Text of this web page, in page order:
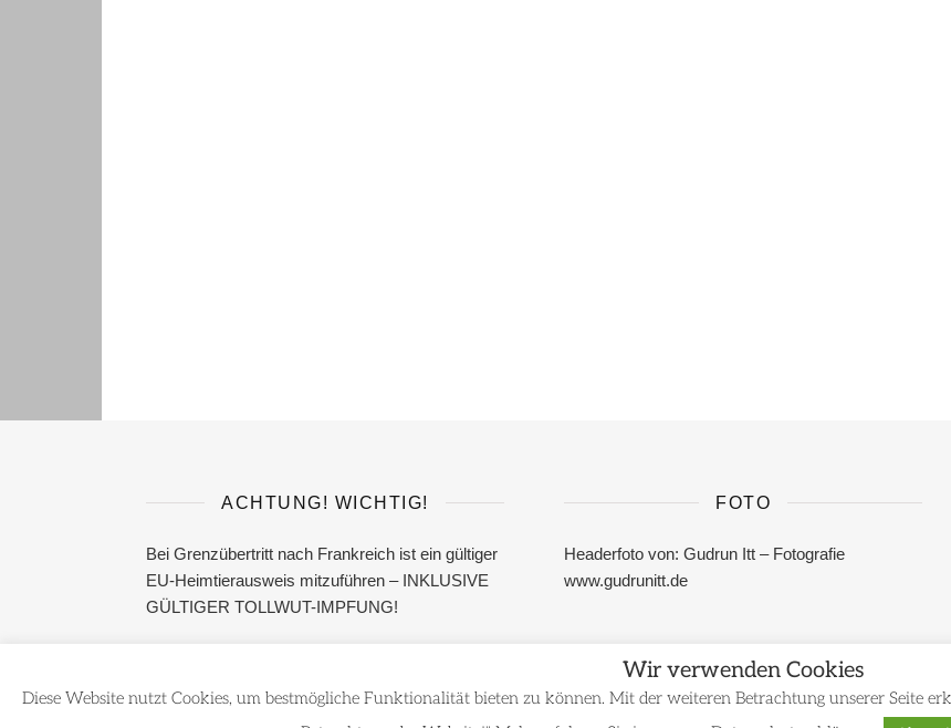
ACHTUNG! WICHTIG!
Bei Grenzübertritt nach Frankreich ist ein gültiger
EU-Heimtierausweis mitzuführen – INKLUSIVE
GÜLTIGER TOLLWUT-IMPFUNG!
FOTO
Headerfoto von: Gudrun Itt – Fotografie
www.gudrunitt.de
Impressum /
WP Royal
Wir verwenden Cookies
Diese Website nutzt Cookies, um bestmögliche Funktionalität bieten zu können. Mit der weiteren Betrachtung unserer Seite